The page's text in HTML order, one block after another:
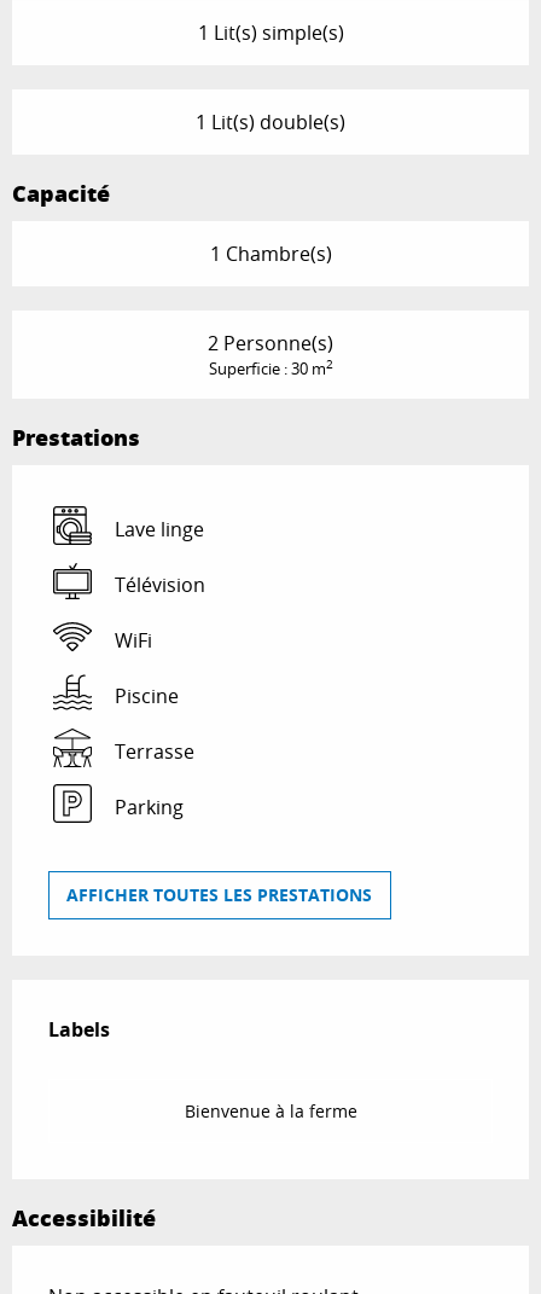
1 Lit(s) simple(s)
1 Lit(s) double(s)
Capacité
1 Chambre(s)
2 Personne(s)
Superficie : 30 m2
Prestations
Lave linge
Télévision
WiFi
Piscine
Terrasse
Parking
AFFICHER TOUTES LES PRESTATIONS
Labels
Labels
Bienvenue à la ferme
Accessibilité